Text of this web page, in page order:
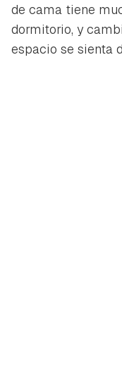
de cama tiene
dormitorio, y
espacio se sienta